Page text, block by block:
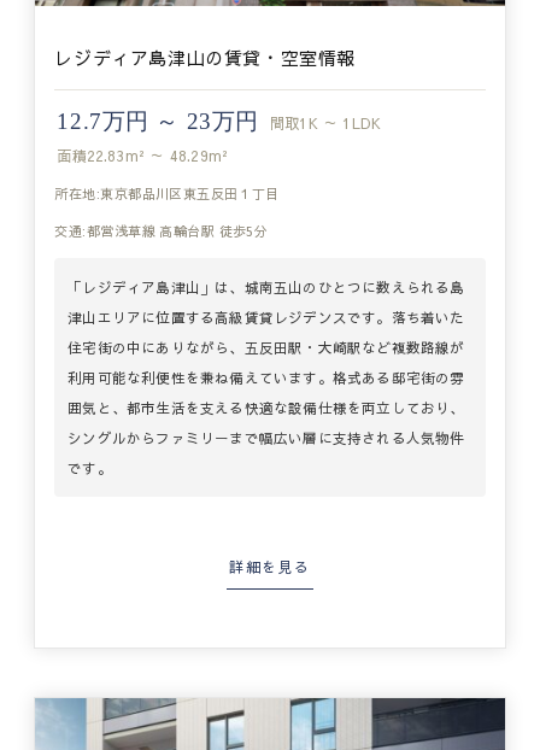
レジディア島津山の賃貸・空室情報
12.7万円 ～ 23万円 間取1K ～ 1LDK
面積22.83m² ～ 48.29m²
所在地:東京都品川区東五反田１丁目
交通:都営浅草線 高輪台駅 徒歩5分
「レジディア島津山」は、城南五山のひとつに数えられる島
津山エリアに位置する高級賃貸レジデンスです。落ち着いた
住宅街の中にありながら、五反田駅・大崎駅など複数路線が
利用可能な利便性を兼ね備えています。格式ある邸宅街の雰
囲気と、都市生活を支える快適な設備仕様を両立しており、
シングルからファミリーまで幅広い層に支持される人気物件
です。
詳細を見る